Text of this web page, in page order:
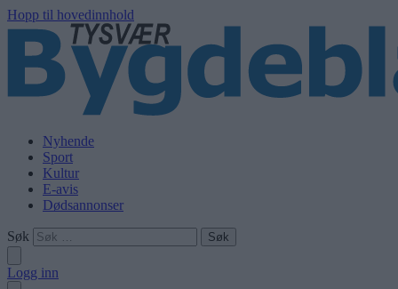
Hopp til hovedinnhold
Nyhende
Sport
Kultur
E-avis
Dødsannonser
Søk
Logg inn